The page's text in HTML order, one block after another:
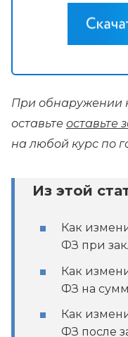
При обнаружении
оставьте оставьте
на любой курс по
Из этой
Как
ФЗ при
Как
ФЗ на
Как
ФЗ после